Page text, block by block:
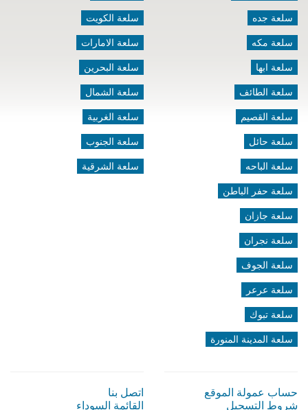
سلعة جده
سلعة مكه
سلعة ابها
سلعة الطائف
سلعة القصيم
سلعة حائل
سلعة الباحه
سلعة حفر الباطن
سلعة جازان
سلعة نجران
سلعة الجوف
سلعة عرعر
سلعة تبوك
سلعة المدينة المنورة
سلعة الكويت
سلعة الامارات
سلعة البحرين
سلعة الشمال
سلعة الغربية
سلعة الجنوب
سلعة الشرقية
حساب عمولة الموقع
شروط التسجيل
اتصل بنا
القائمة السوداء